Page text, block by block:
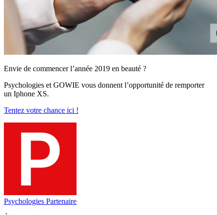
Envie de commencer l’année 2019 en beauté ?
Psychologies et GOWIE vous donnent l’opportunité de remporter
un Iphone XS.
Tentez votre chance ici !
Psychologies Partenaire